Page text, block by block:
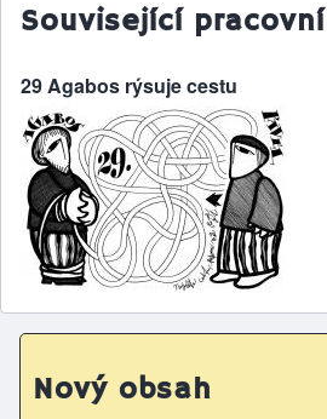
Související
29 Agabos rýsuje cestu
Nový obsah